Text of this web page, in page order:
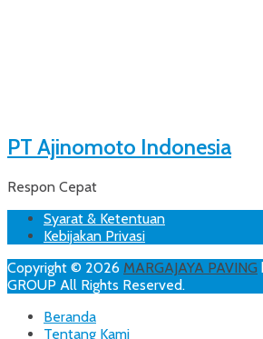
PT Ajinomoto Indonesia
Respon Cepat
Footer
Menu
Skip
Syarat & Ketentuan
Kebijakan Privasi
Copyright © 2026 MARGAJAYA PAVING
GROUP All Rights Reserved.
Beranda
Tentang Kami